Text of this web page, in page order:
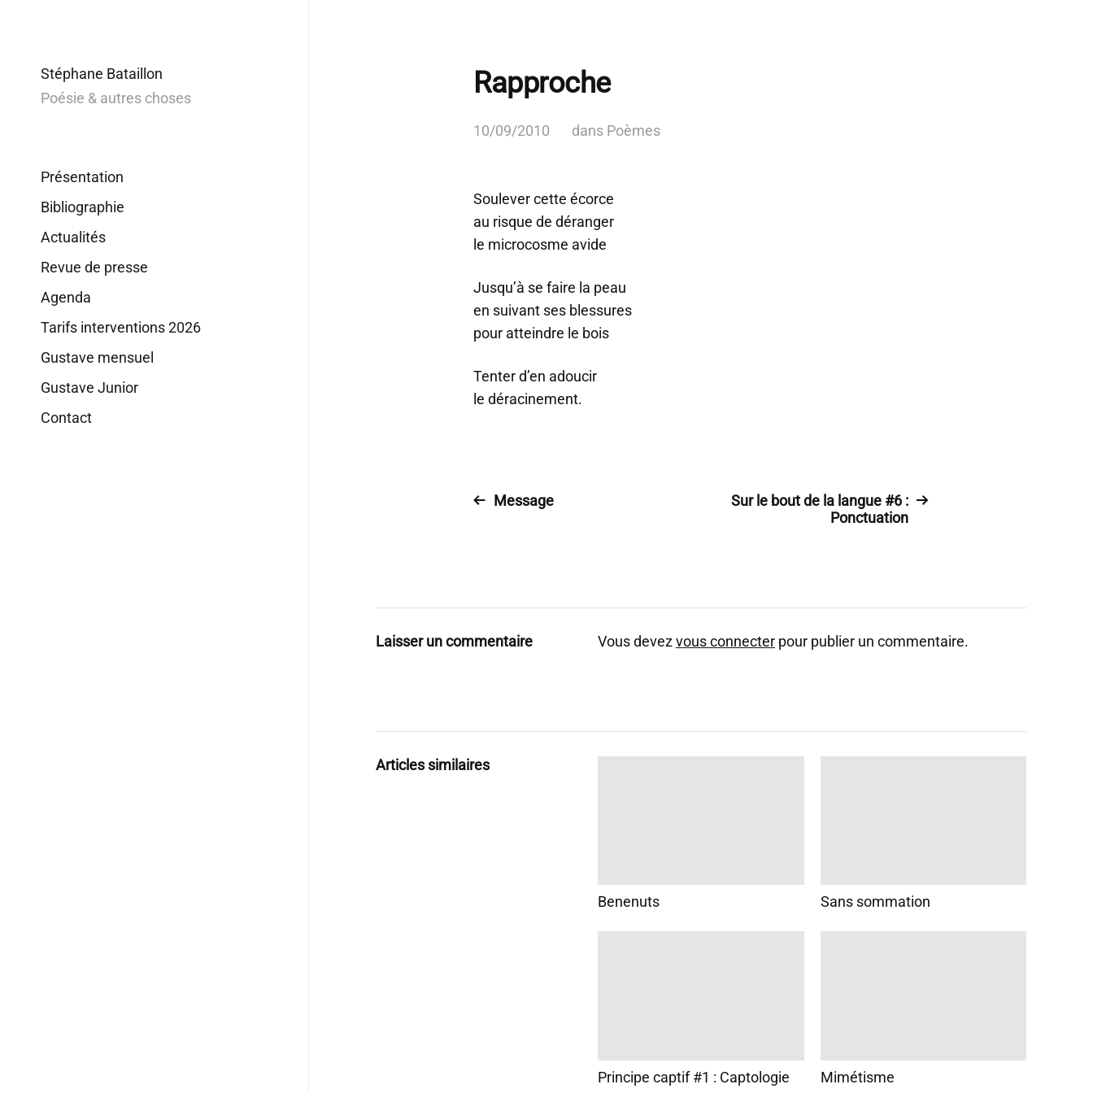
Stéphane Bataillon
Poésie & autres choses
Présentation
Bibliographie
Actualités
Revue de presse
Agenda
Tarifs interventions 2026
Gustave mensuel
Gustave Junior
Contact
Rapproche
10/09/2010 dans Poèmes
Soulever cette écorce
au risque de déranger
le microcosme avide
Jusqu’à se faire la peau
en suivant ses blessures
pour atteindre le bois
Tenter d’en adoucir
le déracinement.
Message
Sur le bout de la langue #6 :
Ponctuation
Laisser un commentaire Vous devezvous connecter pour publier un commentaire.
Articles similaires
Benenuts Sans sommation
Principe captif #1 : Captologie Mimétisme